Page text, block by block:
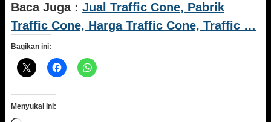
Baca Juga : Jual Traffic Cone, Pabrik
Traffic Cone, Harga Traffic Cone, Traffic …
Bagikan ini:
Menyukai ini: